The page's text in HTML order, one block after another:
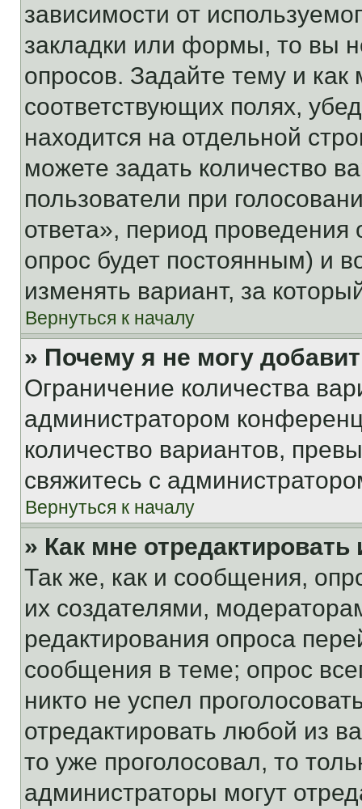
зависимости от
закладки или формы, то вы
опросов. Задайте тему и
соответствующих полях,
находится на отдельной
можете задать количество
пользователи при
ответа», период проведения
опрос будет постоянным) и
изменять вариант, за
Вернуться к началу
» Почему я не могу
Ограничение количества
администратором
количество вариантов,
свяжитесь с
Вернуться к началу
» Как мне
Так же, как и сообщения,
их создателями,
редактирования опроса
сообщения в теме; опрос
никто не успел
отредактировать любой из
то уже проголосовал, то
администраторы могут